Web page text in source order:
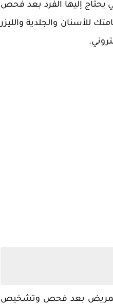
يحتاج إليها الفرد بعد فحص
للأسنان والجلدية والليزر
المريض بعد فحص وتشخيص